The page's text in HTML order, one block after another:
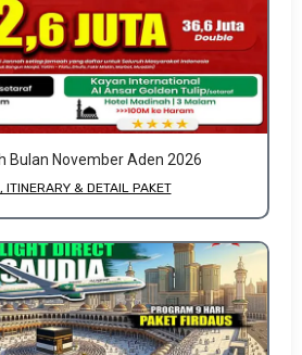
Bulan November Aden 2026
ITINERARY & DETAIL PAKET